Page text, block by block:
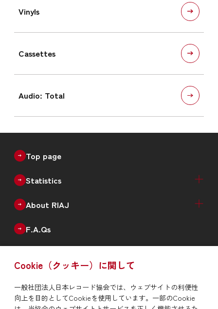
Vinyls
Cassettes
Audio: Total
Top page
Statistics
Physical Sales Estimates（Quarterly）
Digital Music Sales Estimates（Quarterly）
Recorded Music Sales Estimates（Physical +
Production of Physical Music（Monthly）
Annual Data
Annual New Releases（Genre）
Number of Catalogues（Genre）
Number of Debut Artists
Historical Data
About RIAJ
Outline
Enterprise
Board of Directors
Member List
F.A.Qs
To report piracy
Cookie（クッキー）に関して
一般社団法人日本レコード協会では、ウェブサイトの利便性
向上を目的としてCookieを使用しています。一部のCookie